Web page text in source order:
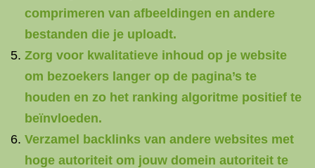
comprimeren van afbeeldingen en andere
bestanden die je uploadt.
Zorg voor kwalitatieve inhoud op je website
om bezoekers langer op de pagina’s te
houden en zo het ranking algoritme positief te
beïnvloeden.
Verzamel backlinks van andere websites met
hoge autoriteit om jouw domein autoriteit te